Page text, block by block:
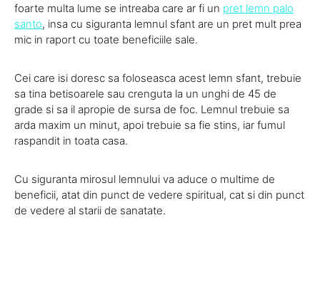
foarte multa lume se intreaba care ar fi un pret lemn palo
santo, insa cu siguranta lemnul sfant are un pret mult prea
mic in raport cu toate beneficiile sale.
Cei care isi doresc sa foloseasca acest lemn sfant, trebuie
sa tina betisoarele sau crenguta la un unghi de 45 de
grade si sa il apropie de sursa de foc. Lemnul trebuie sa
arda maxim un minut, apoi trebuie sa fie stins, iar fumul
raspandit in toata casa.
Cu siguranta mirosul lemnului va aduce o multime de
beneficii, atat din punct de vedere spiritual, cat si din punct
de vedere al starii de sanatate.